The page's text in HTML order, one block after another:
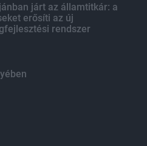
járt az államtitkár: a
erősíti az új
rendszer